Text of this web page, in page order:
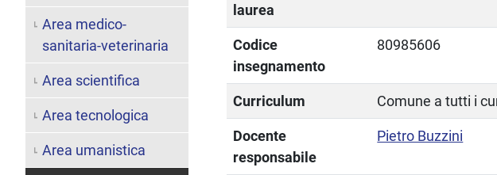
laurea
Codice
insegnamento
80985606
Curriculum Comune a tutti i
Docente
responsabile
Pietro Buzzini
Area medico-
sanitaria-veterinaria
Area scientifica
Area tecnologica
Area umanistica